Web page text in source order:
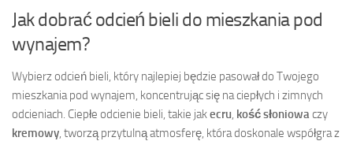
Jak dobrać odcień bieli do mieszkania pod
wynajem?
Wybierz odcień bieli, który najlepiej będzie pasował do Twojego
mieszkania pod wynajem, koncentrując się na ciepłych i zimnych
odcieniach. Ciepłe odcienie bieli, takie jakecru kość słoniowa czy
kremowy , tworzą przytulną atmosferę, która doskonale współgra z